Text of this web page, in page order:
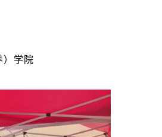
）学院